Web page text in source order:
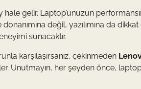
gelir. Laptop’unuzun
değil, yazılımına da
sunacaktır.
karşılaşırsanız, çekinmeden
Unutmayın, her şeyden önce,